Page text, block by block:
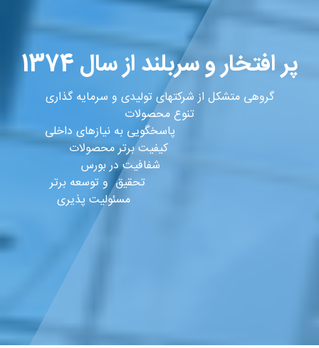
گروهی متشکل از شرکتهای تولیدی و سرمایه گذاری
تنوع محصولات
پاسخگویی به نیازهای داخلی
کیفیت برتر محصولات
شفافیت در بورس
تحقیق و توسعه برتر
مسئولیت پذیری